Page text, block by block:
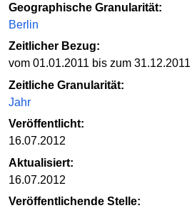
Geographische Granularität:
Berlin
Zeitlicher Bezug:
vom 01.01.2011 bis zum 31.12.2011
Zeitliche Granularität:
Jahr
Veröffentlicht:
16.07.2012
Aktualisiert:
16.07.2012
Veröffentlichende Stelle: